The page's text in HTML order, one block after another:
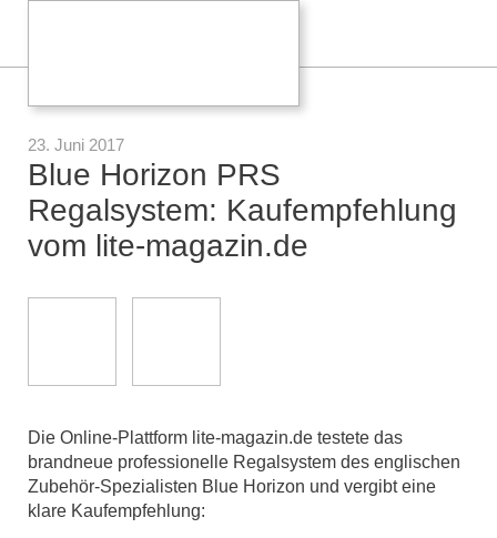
23. Juni 2017
Blue Horizon PRS
Regalsystem: Kaufempfehlung
vom lite-magazin.de
Die Online-Plattform lite-magazin.de testete das
brandneue professionelle Regalsystem des englischen
Zubehör-Spezialisten Blue Horizon und vergibt eine
klare Kaufempfehlung: